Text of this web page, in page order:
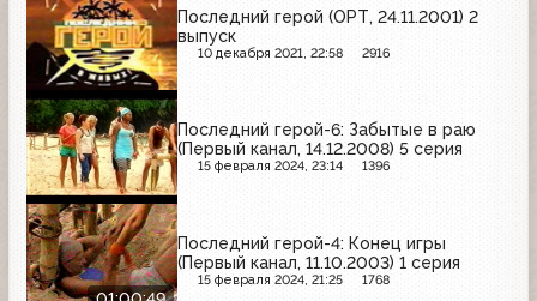
Последний герой (ОРТ, 24.11.2001) 2
выпуск
10 декабря 2021, 22:58 2916
Последний герой-6: Забытые в раю
(Первый канал, 14.12.2008) 5 серия
15 февраля 2024, 23:14 1396
Последний герой-4: Конец игры
(Первый канал, 11.10.2003) 1 серия
15 февраля 2024, 21:25 1768